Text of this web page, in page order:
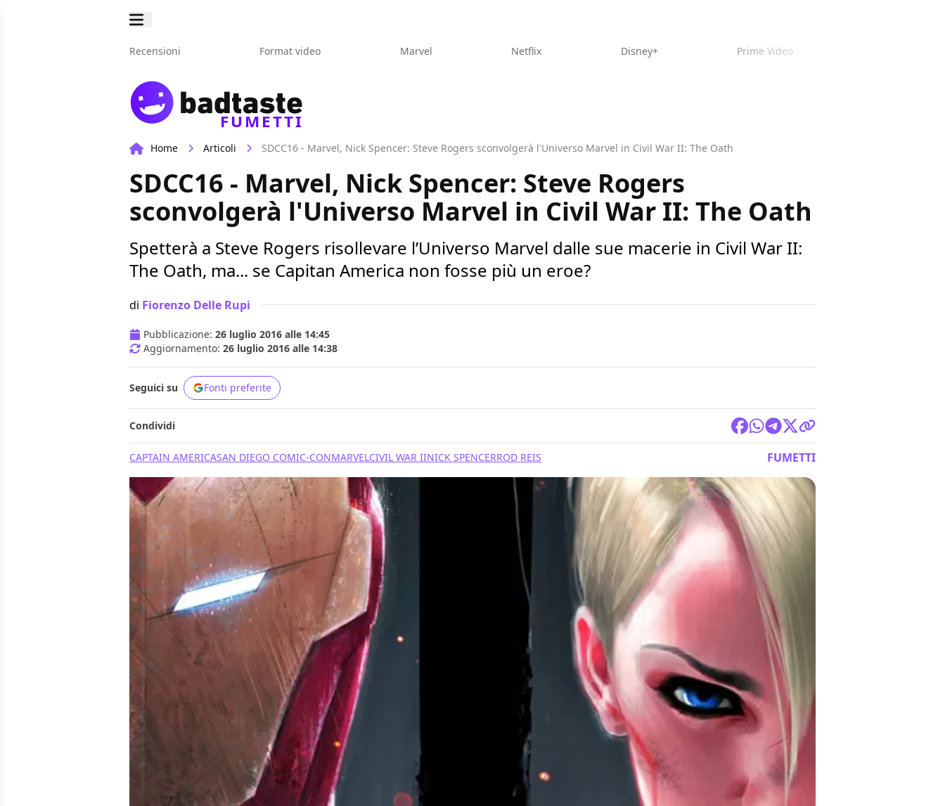
Recensioni Format video Marvel Netflix Disney+ Prime Video
FUMETTI
Home Articoli SDCC16 - Marvel, Nick Spencer: Steve Rogers sconvolgerà l'Universo Marvel in Civil War II: The Oath
SDCC16 - Marvel, Nick Spencer: Steve Rogers
sconvolgerà l'Universo Marvel in Civil War II: The Oath
Spetterà a Steve Rogers risollevare l’Universo Marvel dalle sue macerie in Civil War II:
The Oath, ma... se Capitan America non fosse più un eroe?
di Fiorenzo Delle Rupi
Pubblicazione: 26 luglio 2016 alle 14:45
Aggiornamento: 26 luglio 2016 alle 14:38
Seguici su Fonti preferite
Condividi
CAPTAIN AMERICASAN DIEGO COMIC-CONMARVELCIVIL WAR IINICK SPENCERROD REIS FUMETTI